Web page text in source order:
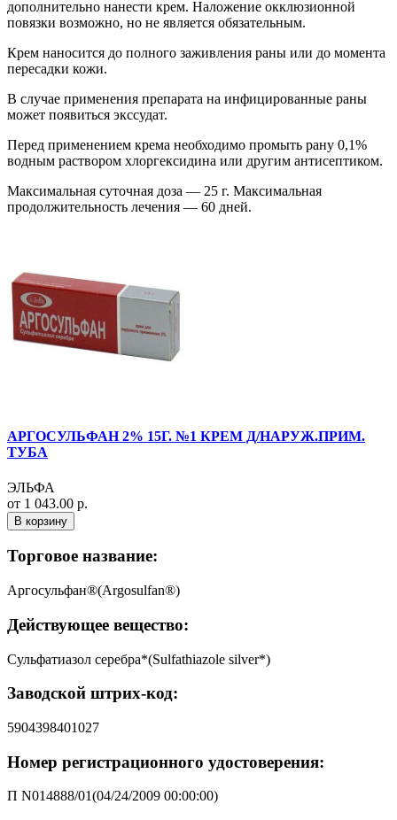
дополнительно нанести крем. Наложение окклюзионной
повязки возможно, но не является обязательным.
Крем наносится до полного заживления раны или до момента
пересадки кожи.
В случае применения препарата на инфицированные раны
может появиться экссудат.
Перед применением крема необходимо промыть рану 0,1%
водным раствором хлоргексидина или другим антисептиком.
Максимальная суточная доза — 25 г. Максимальная
продолжительность лечения — 60 дней.
АРГОСУЛЬФАН 2% 15Г. №1 КРЕМ Д/НАРУЖ.ПРИМ.
ТУБА
ЭЛЬФА
от 1 043.00 р.
В корзину
Торговое название:
Аргосульфан®(Argosulfan®)
Действующее вещество:
Сульфатиазол серебра*(Sulfathiazole silver*)
Заводской штрих-код:
5904398401027
Номер регистрационного удостоверения:
П N014888/01(04/24/2009 00:00:00)